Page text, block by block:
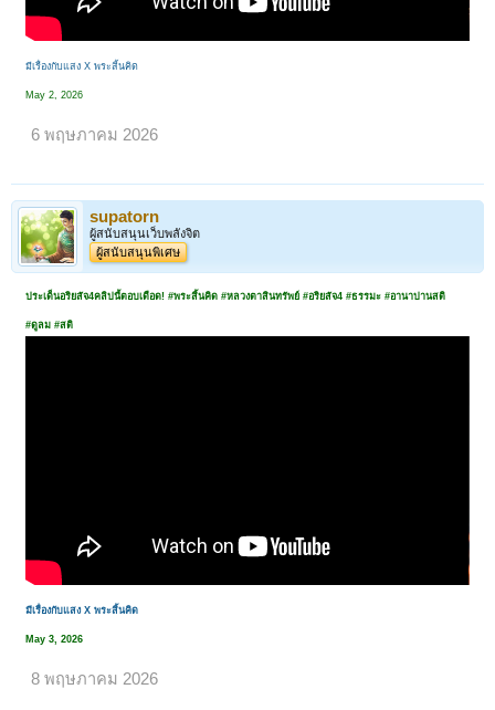
มีเรื่องกับแสง X พระสิ้นคิด
May 2, 2026
6 พฤษภาคม 2026
supatorn
ผู้สนับสนุนเว็บพลังจิต
ผู้สนับสนุนพิเศษ
ประเด็นอริยสัจ4คลิปนี้ตอบเดือด! #พระสิ้นคิด #หลวงตาสินทรัพย์ #อริยสัจ4 #ธรรมะ #อานาปานสติ
#ดูลม #สติ
มีเรื่องกับแสง X พระสิ้นคิด
May 3, 2026
8 พฤษภาคม 2026